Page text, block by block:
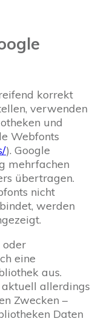
korrekt
verwenden
und
Webfonts
). Google
mehrfachen
übertragen.
nicht
werden
oder
eine
aus.
aktuell allerdings
Zwecken –
Daten